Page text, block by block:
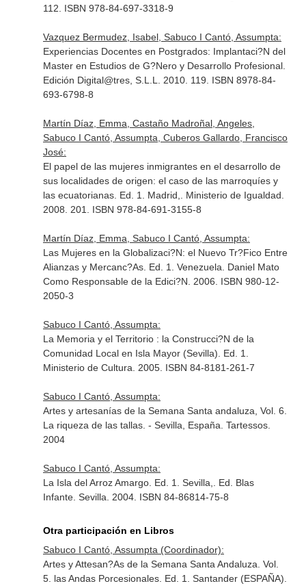
112. ISBN 978-84-697-3318-9
Vazquez Bermudez, Isabel, Sabuco I Cantó, Assumpta:
Experiencias Docentes en Postgrados: Implantaci?N del
Master en Estudios de G?Nero y Desarrollo Profesional.
Edición Digital@tres, S.L.L. 2010. 119. ISBN 8978-84-
693-6798-8
Martín Díaz, Emma, Castaño Madroñal, Angeles,
Sabuco I Cantó, Assumpta, Cuberos Gallardo, Francisco
José:
El papel de las mujeres inmigrantes en el desarrollo de
sus localidades de origen: el caso de las marroquíes y
las ecuatorianas. Ed. 1. Madrid,. Ministerio de Igualdad.
2008. 201. ISBN 978-84-691-3155-8
Martín Díaz, Emma, Sabuco I Cantó, Assumpta:
Las Mujeres en la Globalizaci?N: el Nuevo Tr?Fico Entre
Alianzas y Mercanc?As. Ed. 1. Venezuela. Daniel Mato
Como Responsable de la Edici?N. 2006. ISBN 980-12-
2050-3
Sabuco I Cantó, Assumpta:
La Memoria y el Territorio : la Construcci?N de la
Comunidad Local en Isla Mayor (Sevilla). Ed. 1.
Ministerio de Cultura. 2005. ISBN 84-8181-261-7
Sabuco I Cantó, Assumpta:
Artes y artesanías de la Semana Santa andaluza, Vol. 6.
La riqueza de las tallas. - Sevilla, España. Tartessos.
2004
Sabuco I Cantó, Assumpta:
La Isla del Arroz Amargo. Ed. 1. Sevilla,. Ed. Blas
Infante. Sevilla. 2004. ISBN 84-86814-75-8
Otra participación en Libros
Sabuco I Cantó, Assumpta (Coordinador):
Artes y Attesan?As de la Semana Santa Andaluza. Vol.
5. las Andas Porcesionales. Ed. 1. Santander (ESPAÑA).